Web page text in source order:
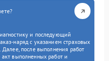
и последующий
наряд с указанием страховых
Далее, после выполнения работ
выполненных работ и